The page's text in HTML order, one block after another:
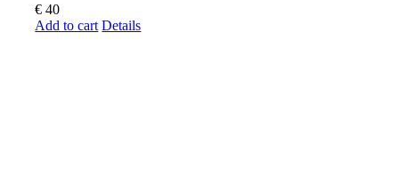
€ 40
Add to cart Details